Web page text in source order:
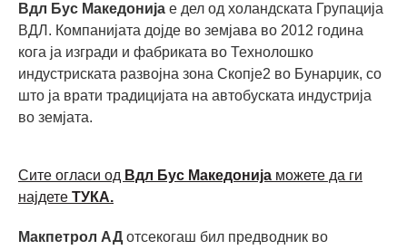
Вдл Бус Македонија е дел од холандската Групација
ВДЛ. Компанијата дојде во земјава во 2012 година
кога ја изгради и фабриката во Технолошко
индустриската развојна зона Скопје2 во Бунарџик, со
што ја врати традицијата на автобуската индустрија
во земјата.
Сите огласи од Вдл Бус Македонија можете да ги
најдете ТУКА.
Макпетрол АД отсекогаш бил предводник во